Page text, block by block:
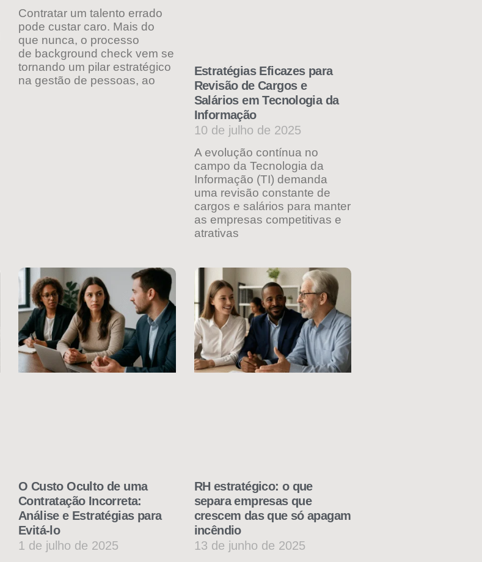
Contratar um talento errado
pode custar caro. Mais do
que nunca, o processo
de background check vem se
tornando um pilar estratégico
na gestão de pessoas, ao
Estratégias Eficazes para
Revisão de Cargos e
Salários em Tecnologia da
Informação
10 de julho de 2025
A evolução contínua no
campo da Tecnologia da
Informação (TI) demanda
uma revisão constante de
cargos e salários para manter
as empresas competitivas e
atrativas
O Custo Oculto de uma
Contratação Incorreta:
Análise e Estratégias para
Evitá-lo
1 de julho de 2025
RH estratégico: o que
separa empresas que
crescem das que só apagam
incêndio
13 de junho de 2025